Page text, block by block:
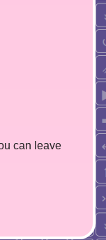
can leave